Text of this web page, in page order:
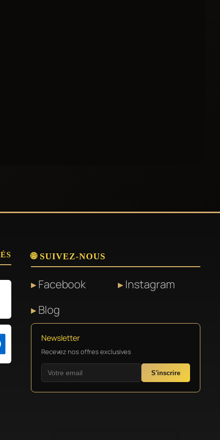
🌐 SUIVEZ-NOUS
Facebook
Instagram
Blog
Newsletter
Recevez nos offres exclusives
S'inscrire